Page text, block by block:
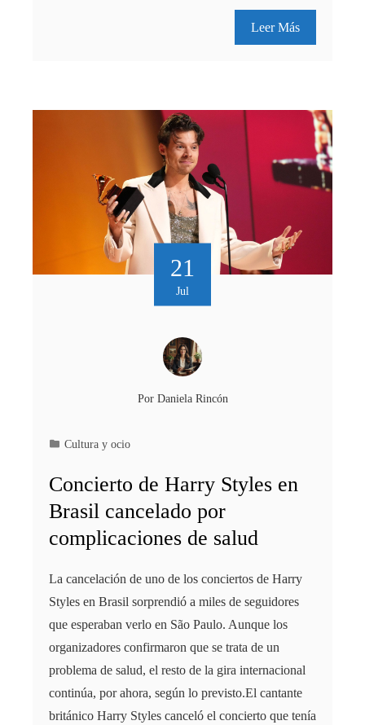
Leer Más
21
Jul
Por Daniela Rincón
Cultura y ocio
Concierto de Harry Styles en
Brasil cancelado por
complicaciones de salud
La cancelación de uno de los conciertos de Harry
Styles en Brasil sorprendió a miles de seguidores
que esperaban verlo en São Paulo. Aunque los
organizadores confirmaron que se trata de un
problema de salud, el resto de la gira internacional
continúa, por ahora, según lo previsto.El cantante
británico Harry Styles canceló el concierto que tenía